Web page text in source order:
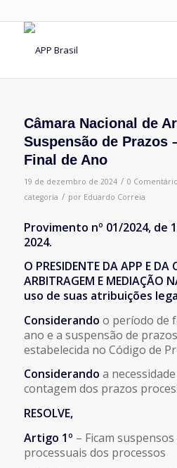
Câmara Nacional de
Suspensão de Prazos
Final de Ano
19 de dezembro de 2024 / 0
categoria / por Eduardo Correia
Provimento nº 01/2024, de
2024.
O PRESIDENTE DA APP E DA
ARBITRAGEM E MEDIAÇÃO
uso de suas atribuições
Considerando o período de
ano e a suspensão de
estabelecida no Código de
Considerando a
contagem dos prazos
RESOLVE,
Artigo 1º – Ficam
processuais dos processos